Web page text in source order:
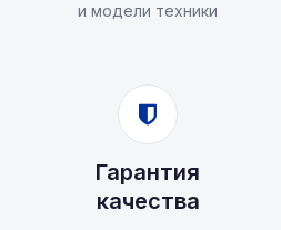
и модели техники
Гарантия
качества